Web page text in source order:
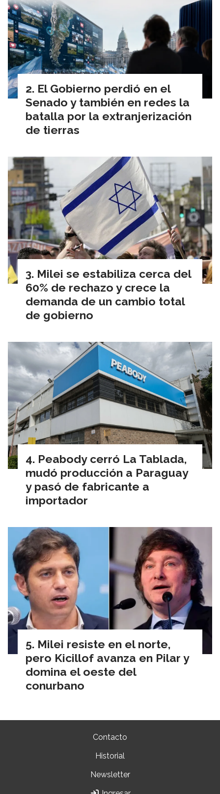
El Gobierno perdió en el
Senado y también en redes la
batalla por la extranjerización
de tierras
Milei se estabiliza cerca del
60% de rechazo y crece la
demanda de un cambio total
de gobierno
Peabody cerró La Tablada,
mudó producción a Paraguay
y pasó de fabricante a
importador
Milei resiste en el norte,
pero Kicillof avanza en Pilar y
domina el oeste del
conurbano
Contacto
Historial
Newsletter